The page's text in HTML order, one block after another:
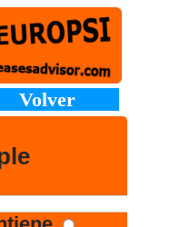
Volver